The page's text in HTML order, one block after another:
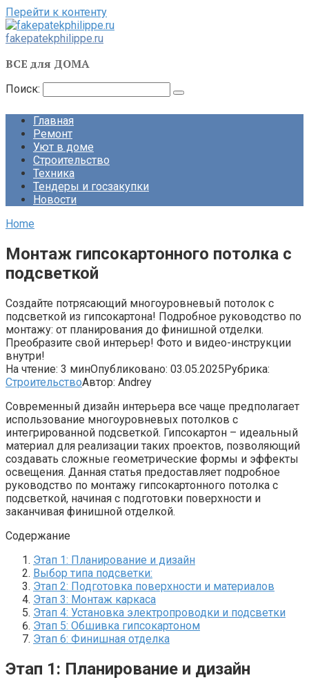
Перейти к контенту
fakepatekphilippe.ru
ВСЕ для ДОМА
Поиск:
Главная
Ремонт
Уют в доме
Строительство
Техника
Тендеры и госзакупки
Новости
Home
Монтаж гипсокартонного потолка с
подсветкой
Создайте потрясающий многоуровневый потолок с
подсветкой из гипсокартона! Подробное руководство по
монтажу: от планирования до финишной отделки.
Преобразите свой интерьер! Фото и видео-инструкции
внутри!
На чтение: 3 минОпубликовано: 03.05.2025Рубрика:
СтроительствоАвтор: Andrey
Современный дизайн интерьера все чаще предполагает
использование многоуровневых потолков с
интегрированной подсветкой. Гипсокартон – идеальный
материал для реализации таких проектов, позволяющий
создавать сложные геометрические формы и эффекты
освещения. Данная статья предоставляет подробное
руководство по монтажу гипсокартонного потолка с
подсветкой, начиная с подготовки поверхности и
заканчивая финишной отделкой.
Содержание
Этап 1: Планирование и дизайн
Выбор типа подсветки:
Этап 2: Подготовка поверхности и материалов
Этап 3: Монтаж каркаса
Этап 4: Установка электропроводки и подсветки
Этап 5: Обшивка гипсокартоном
Этап 6: Финишная отделка
Этап 1: Планирование и дизайн